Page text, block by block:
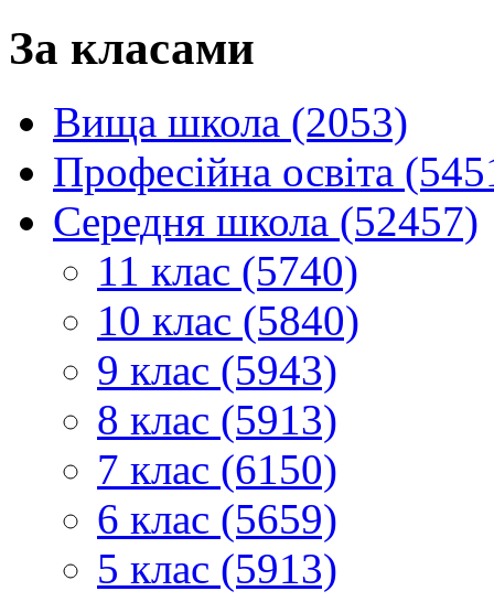
За класами
Вища школа (2053)
Професійна освіта
Середня школа (52457)
11 клас (5740)
10 клас (5840)
9 клас (5943)
8 клас (5913)
7 клас (6150)
6 клас (5659)
5 клас (5913)